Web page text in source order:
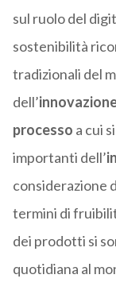
sul ruolo del
sostenibilità
tradizionali del
dell’
processo a cui
importanti dell’
considerazione
termini di
dei prodotti si
quotidiana al